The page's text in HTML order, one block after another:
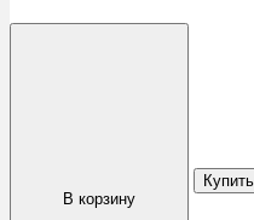
В корзину